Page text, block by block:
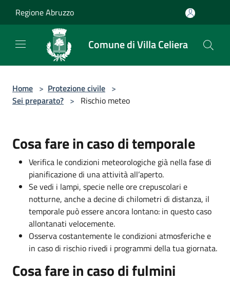
Regione Abruzzo
Comune di Villa Celiera
Home > Protezione civile >
Sei preparato? > Rischio meteo
Cosa fare in caso di temporale
Verifica le condizioni meteorologiche già nella fase di
pianificazione di una attività all’aperto.
Se vedi i lampi, specie nelle ore crepuscolari e
notturne, anche a decine di chilometri di distanza, il
temporale può essere ancora lontano: in questo caso
allontanati velocemente.
Osserva costantemente le condizioni atmosferiche e
in caso di rischio rivedi i programmi della tua giornata.
Cosa fare in caso di fulmini